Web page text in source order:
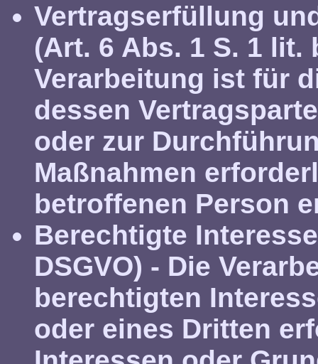
Vertragserfüllung
(Art. 6 Abs. 1 S. 1 lit.
Verarbeitung ist für
dessen
oder zur
Maßnahmen
betroffenen Person
Berechtigte
DSGVO) - Die
berechtigten
oder eines Dritten